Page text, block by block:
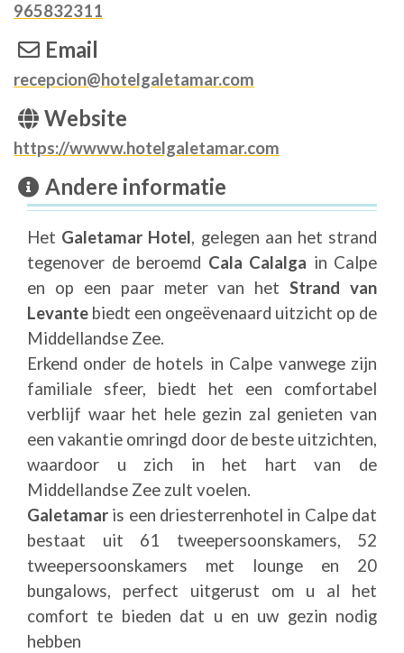
965832311
Email
recepcion@hotelgaletamar.com
Website
https://wwww.hotelgaletamar.com
Andere informatie
Het Galetamar Hotel, gelegen aan het strand
tegenover de beroemd Cala Calalga in Calpe
en op een paar meter van hetStrand van
Levante biedt een ongeëvenaard uitzicht op de
Middellandse Zee.
Erkend onder de hotels in Calpe vanwege zijn
familiale sfeer, biedt het een comfortabel
verblijf waar het hele gezin zal genieten van
een vakantie omringd door de beste uitzichten,
waardoor u zich in het hart van de
Middellandse Zee zult voelen.
Galetamar is een driesterrenhotel in Calpe dat
bestaat uit 61 tweepersoonskamers, 52
tweepersoonskamers met lounge en 20
bungalows, perfect uitgerust om u al het
comfort te bieden dat u en uw gezin nodig
hebben